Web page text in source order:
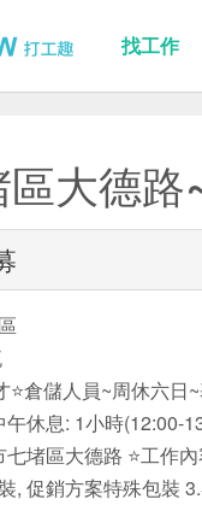
找工作
區大德
⭐倉儲人員~周休六日
午休息: 1小時(12:00-
堵區大德路 ⭐工作
, 促銷方案特殊包裝